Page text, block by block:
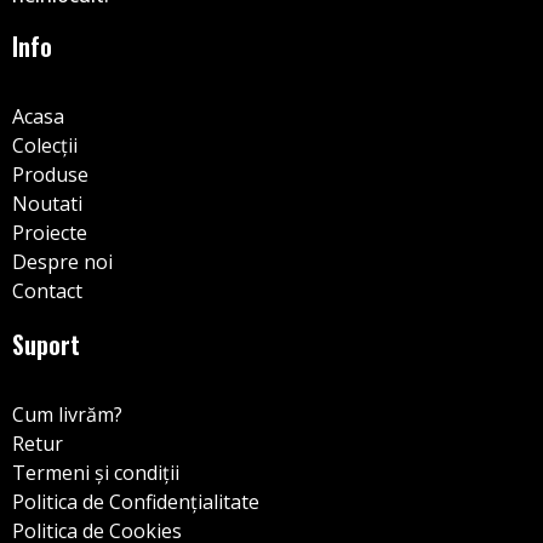
Info
Acasa
Colecții
Produse
Noutati
Proiecte
Despre noi
Contact
Suport
Cum livrăm?
Retur
Termeni și condiții
Politica de Confidențialitate
Politica de Cookies